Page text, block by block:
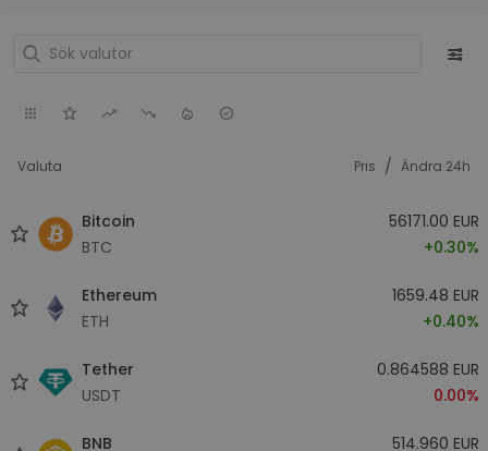
Valuta Pris / Ändra 24h
Bitcoin
BTC
56171.00 EUR
+0.30%
Ethereum
ETH
1659.48 EUR
+0.40%
Tether
USDT
0.864588 EUR
0.00%
BNB
514.960 EUR